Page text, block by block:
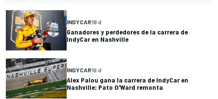
INDYCAR18 d
Ganadores y perdedores de la carrera de
IndyCar en Nashville
INDYCAR19 d
Alex Palou gana la carrera de IndyCar en
Nashville; Pato O'Ward remonta